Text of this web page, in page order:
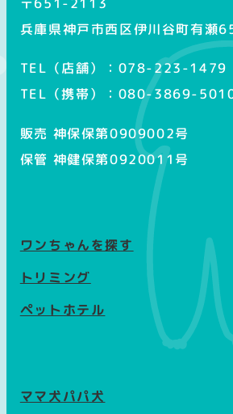
兵庫県神戸市西区伊川谷町有瀬
TEL（店舗）：078-223-1479
TEL（携帯）：080-3869-
販売 神保保第0909002号
保管 神健保第0920011号
ワンちゃんを探す
トリミング
ペットホテル
ママ犬パパ犬